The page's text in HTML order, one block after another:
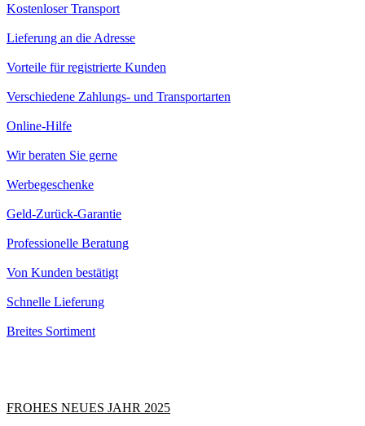
Kostenloser Transport
Lieferung an die Adresse
Vorteile für registrierte Kunden
Verschiedene Zahlungs- und Transportarten
Online-Hilfe
Wir beraten Sie gerne
Werbegeschenke
Geld-Zurück-Garantie
Professionelle Beratung
Von Kunden bestätigt
Schnelle Lieferung
Breites Sortiment
FROHES NEUES JAHR 2025